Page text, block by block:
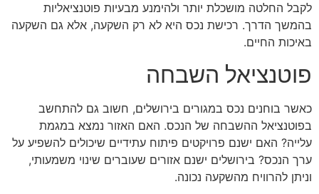
לקבל החלטה מושכלת יותר ולהימנע מבעיות פוטנציאליות
בהמשך הדרך. רכישת נכס היא לא רק השקעה, אלא גם השקעה
באיכות החיים.
פוטנציאל השבחה
כאשר בוחנים נכס במגורים בירושלים, חשוב גם להתחשב
בפוטנציאל ההשבחה של הנכס. האם האזור נמצא במגמת
עלייה? האם ישנם פרויקטים פיתוח עתידיים שיכולים להשפיע על
ערך הנכס? בירושלים ישנם אזורים שעוברים שינוי משמעותי,
וניתן להרוויח מהשקעה נכונה.